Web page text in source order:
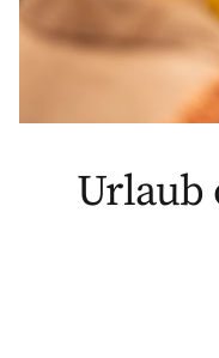
Urlaub